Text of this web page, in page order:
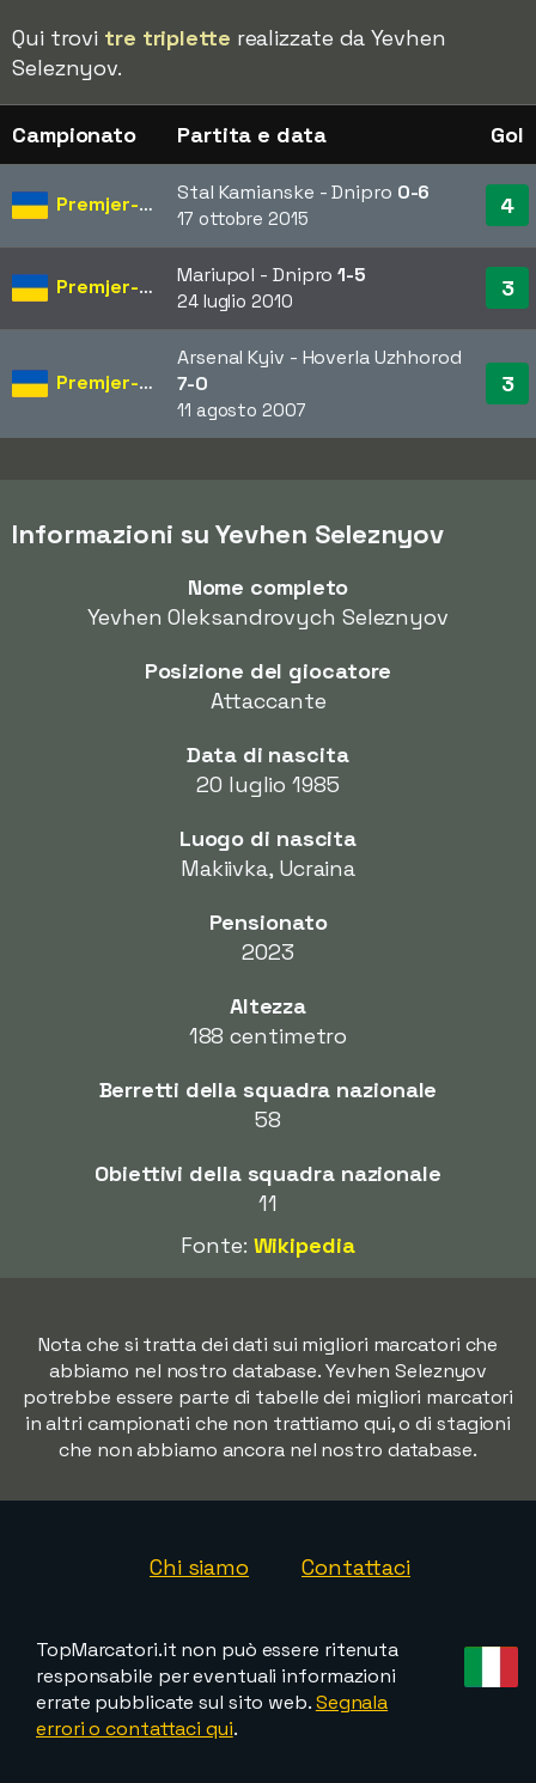
Qui trovi tre triplette realizzate da Yevhen
Seleznyov.
Campionato Partita e data Gol
Premjer-Liha Stal Kamianske - Dnipro 0-6
17 ottobre 2015 4
Premjer-Liha Mariupol - Dnipro1-5
24 luglio 2010 3
Premjer-Liha
Arsenal Kyiv - Hoverla Uzhhorod
7-0
11 agosto 2007
3
Informazioni su Yevhen Seleznyov
Nome completo
Yevhen Oleksandrovych Seleznyov
Posizione del giocatore
Attaccante
Data di nascita
20 luglio 1985
Luogo di nascita
Makiivka, Ucraina
Pensionato
2023
Altezza
188 centimetro
Berretti della squadra nazionale
58
Obiettivi della squadra nazionale
11
Fonte: Wikipedia
Nota che si tratta dei dati sui migliori marcatori che
abbiamo nel nostro database. Yevhen Seleznyov
potrebbe essere parte di tabelle dei migliori marcatori
in altri campionati che non trattiamo qui, o di stagioni
che non abbiamo ancora nel nostro database.
Chi siamo Contattaci
TopMarcatori.it non può essere ritenuta
responsabile per eventuali informazioni
errate pubblicate sul sito web.Segnala
errori o contattaci qui.